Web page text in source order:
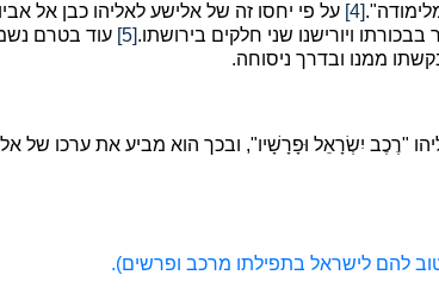
[4] על פי יחסו זה של אלישע לאליהו כבן אל
ויורישנו שני חלקים בירושתו.[5] עוד בטרם
ממנו ובדרך ניסוחה.
"רֶכֶב יִשְׂרָאֵל וּפָרָשָׁיו", ובכך הוא מביע את ערכו של
להם לישראל בתפילתו מרכב ופרשים).